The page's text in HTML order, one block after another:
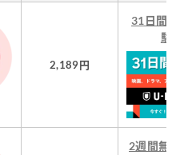
2,189円
31日間
験
2週間無